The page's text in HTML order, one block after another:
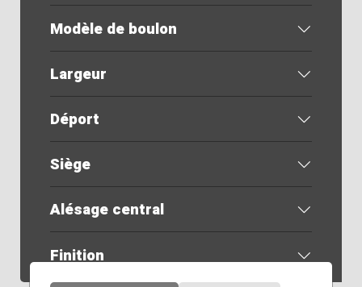
Modèle de boulon
Largeur
Déport
Siège
Alésage central
Finition